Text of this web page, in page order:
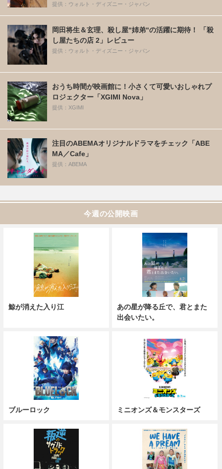
提供：ウォルト・ディズニー・ジャパン
岡田将生＆玄理、殺し屋“姉弟“の活躍に期待！ 「殺
し屋たちの店 2」レビュー
提供：ウォルト・ディズニー・ジャパン
おうち時間が映画館に！小さくて可愛いおしゃれプ
ロジェクター「XGIMI Nova」
提供：XGIMI
注目のABEMAオリジナルドラマをチェック「ABE
MA／Cafe」
提供：ABEMA
今週の公開映画
鯨が消えた入り江
あの星が降る丘で、君とまた
出会いたい。
ブルーロック ミニオンズ＆モンスターズ